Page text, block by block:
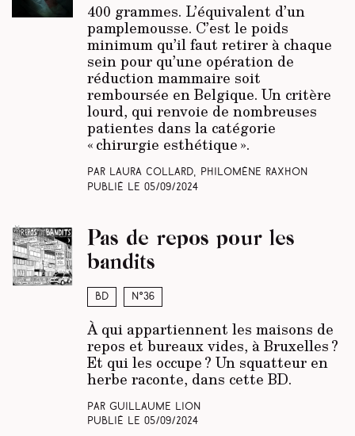
400 grammes. L’équivalent d’un
pamplemousse. C’est le poids
minimum qu’il faut retirer à chaque
sein pour qu’une opération de
réduction mammaire soit
remboursée en Belgique. Un critère
lourd, qui renvoie de nombreuses
patientes dans la catégorie
« chirurgie esthétique ».
Par Laura Collard, Philomène Raxhon
Publié le 05/09/2024
BD N°36
Pas de repos pour les
bandits
À qui appartiennent les maisons de
repos et bureaux vides, à Bruxelles ?
Et qui les occupe ? Un squatteur en
herbe raconte, dans cette BD.
Par Guillaume Lion
Publié le 05/09/2024